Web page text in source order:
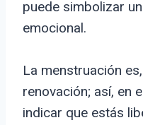
puede simbolizar
emocional.
La menstruación
renovación; así, en
indicar que estás